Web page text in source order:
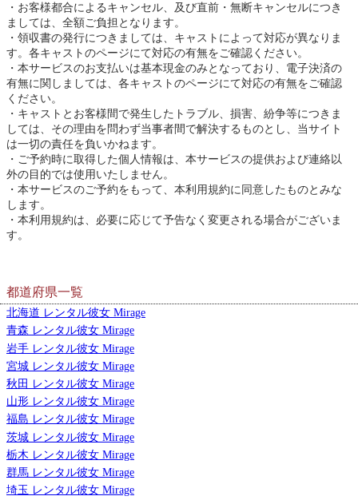
お客様都合によるキャンセル、及び直前・無断キャンセルにつき
ましては、全額ご負担となります。
領収書の発行につきましては、キャストによって対応が異なりま
す。各キャストのページにて対応の有無をご確認ください。
本サービスのお支払いは基本現金のみとなっており、電子決済の
有無に関しましては、各キャストのページにて対応の有無をご確認
ください。
キャストとお客様間で発生したトラブル、損害、紛争等につきま
しては、その理由を問わず当事者間で解決するものとし、当サイト
は一切の責任を負いかねます。
ご予約時に取得した個人情報は、本サービスの提供および連絡以
外の目的では使用いたしません。
本サービスのご予約をもって、本利用規約に同意したものとみな
します。
本利用規約は、必要に応じて予告なく変更される場合がございま
す。
都道府県一覧
北海道 レンタル彼女 Mirage
青森 レンタル彼女 Mirage
岩手 レンタル彼女 Mirage
宮城 レンタル彼女 Mirage
秋田 レンタル彼女 Mirage
山形 レンタル彼女 Mirage
福島 レンタル彼女 Mirage
茨城 レンタル彼女 Mirage
栃木 レンタル彼女 Mirage
群馬 レンタル彼女 Mirage
埼玉 レンタル彼女 Mirage